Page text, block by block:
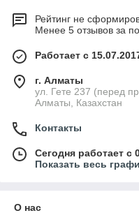
Рейтинг не
Менее 5 отзывов за
Работает с
г. Алматы
ул. Гете 237 (перед
Алматы, Казахстан
Контакты
Сегодня работает с
Показать весь
О нас